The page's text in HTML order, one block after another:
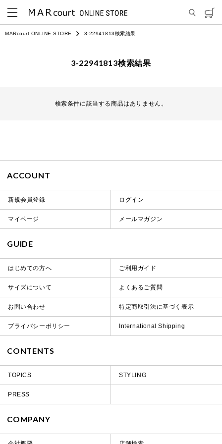
MARcourt ONLINE STORE 3-22941813検索結果
3-22941813検索結果
検索条件に該当する商品はありません。
ACCOUNT
新規会員登録 ログイン
マイページ メールマガジン
GUIDE
はじめての方へ ご利用ガイド
サイズについて よくあるご質問
お問い合わせ 特定商取引法に基づく表示
プライバシーポリシー International Shipping
CONTENTS
TOPICS STYLING
PRESS
COMPANY